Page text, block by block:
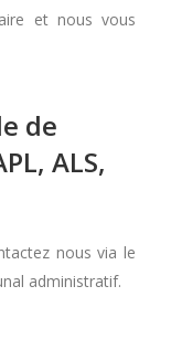
et nous vous
de
ALS,
nous via le
administratif.